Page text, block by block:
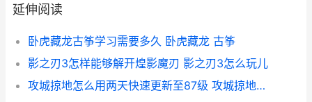
延伸阅读
卧虎藏龙古筝学习需要多久 卧虎藏龙 古筝
影之刃3怎样能够解开煌影魔刃 影之刃3怎么玩儿
攻城掠地怎么用两天快速更新至87级 攻城掠地怎么用电话登录